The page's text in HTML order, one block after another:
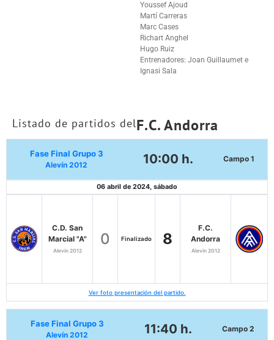
Youssef Ajoud
Martí Carreras
Marc Cases
Richart Anghel
Hugo Ruiz
Entrenadores: Joan Guillaumet e
Ignasi Sala
Listado de partidos delF.C. Andorra
Fase Final Grupo 3
Alevín 2012 10:00 h. Campo 1
06 abril de 2024, sábado
C.D. San
Marcial "A"
Alevín 2012
0 Finalizado 8
F.C.
Andorra
Alevín 2012
Ver foto presentación del partido.
Fase Final Grupo 3
Alevín 2012 11:40 h. Campo 2